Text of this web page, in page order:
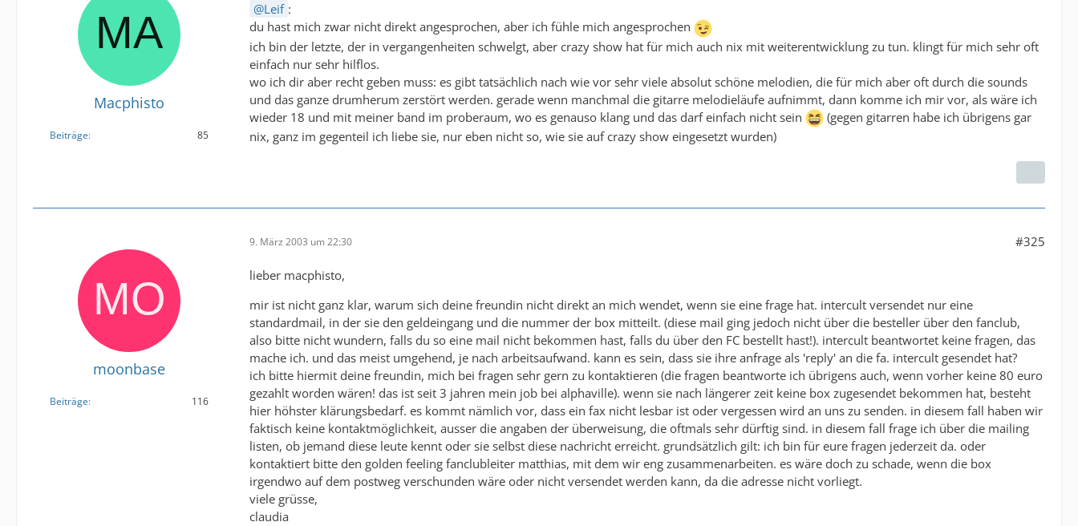
Macphisto
Beiträge 85
Leif :
du hast mich zwar nicht direkt angesprochen, aber ich fühle mich angesprochen
ich bin der letzte, der in vergangenheiten schwelgt, aber crazy show hat für mich auch nix mit weiterentwicklung zu tun. klingt für mich sehr oft
einfach nur sehr hilflos.
wo ich dir aber recht geben muss: es gibt tatsächlich nach wie vor sehr viele absolut schöne melodien, die für mich aber oft durch die sounds
und das ganze drumherum zerstört werden. gerade wenn manchmal die gitarre melodieläufe aufnimmt, dann komme ich mir vor, als wäre ich
wieder 18 und mit meiner band im proberaum, wo es genauso klang und das darf einfach nicht sein
(gegen gitarren habe ich übrigens gar
nix, ganz im gegenteil ich liebe sie, nur eben nicht so, wie sie auf crazy show eingesetzt wurden)
moonbase
Beiträge 116
9. März 2003 um 22:30 #325
lieber macphisto,
mir ist nicht ganz klar, warum sich deine freundin nicht direkt an mich wendet, wenn sie eine frage hat. intercult versendet nur eine
standardmail, in der sie den geldeingang und die nummer der box mitteilt. (diese mail ging jedoch nicht über die besteller über den fanclub,
also bitte nicht wundern, falls du so eine mail nicht bekommen hast, falls du über den FC bestellt hast!). intercult beantwortet keine fragen, das
mache ich. und das meist umgehend, je nach arbeitsaufwand. kann es sein, dass sie ihre anfrage als 'reply' an die fa. intercult gesendet hat?
ich bitte hiermit deine freundin, mich bei fragen sehr gern zu kontaktieren (die fragen beantworte ich übrigens auch, wenn vorher keine 80 euro
gezahlt worden wären! das ist seit 3 jahren mein job bei alphaville). wenn sie nach längerer zeit keine box zugesendet bekommen hat, besteht
hier höhster klärungsbedarf. es kommt nämlich vor, dass ein fax nicht lesbar ist oder vergessen wird an uns zu senden. in diesem fall haben wir
faktisch keine kontaktmöglichkeit, ausser die angaben der überweisung, die oftmals sehr dürftig sind. in diesem fall frage ich über die mailing
listen, ob jemand diese leute kennt oder sie selbst diese nachricht erreicht. grundsätzlich gilt: ich bin für eure fragen jederzeit da. oder
kontaktiert bitte den golden feeling fanclubleiter matthias, mit dem wir eng zusammenarbeiten. es wäre doch zu schade, wenn die box
irgendwo auf dem postweg verschunden wäre oder nicht versendet werden kann, da die adresse nicht vorliegt.
viele grüsse,
claudia